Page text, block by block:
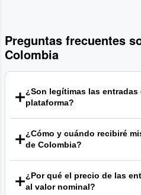
Preguntas frecuentes
Colombia
¿Son legítimas las
plataforma?
comprar con total
conecta a vendedores con
cada pedido que cumple los
garantía. Nuestro objetivo
entradas sean válidas para
¿Cómo y cuándo recibiré
de Colombia?
forma electrónica o como
entrega específico para tus
¿Por qué el precio de las
al valor nominal?